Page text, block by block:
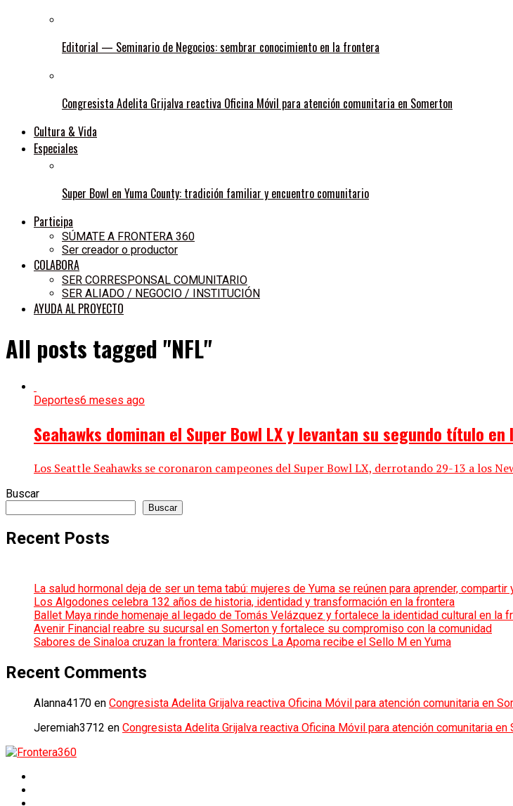
Editorial — Seminario de Negocios: sembrar conocimiento en la frontera
Congresista Adelita Grijalva reactiva Oficina Móvil para atención comunitaria en Somerton
Cultura & Vida
Especiales
Super Bowl en Yuma County: tradición familiar y encuentro comunitario
Participa
SÚMATE A FRONTERA 360
Ser creador o productor
COLABORA
SER CORRESPONSAL COMUNITARIO
SER ALIADO / NEGOCIO / INSTITUCIÓN
AYUDA AL PROYECTO
All posts tagged "NFL"
Deportes6 meses ago
Seahawks dominan el Super Bowl LX y levantan su segundo título
Los Seattle Seahawks se coronaron campeones del Super Bowl LX, derrotando 29-13 a los
Buscar
Buscar
Recent Posts
La salud hormonal deja de ser un tema tabú: mujeres de Yuma se reúnen para aprender, compartir
Los Algodones celebra 132 años de historia, identidad y transformación en la frontera
Ballet Maya rinde homenaje al legado de Tomás Velázquez y fortalece la identidad cultural en la
Avenir Financial reabre su sucursal en Somerton y fortalece su compromiso con la comunidad
Sabores de Sinaloa cruzan la frontera: Mariscos La Apoma recibe el Sello M en Yuma
Recent Comments
Alanna4170 en Congresista Adelita Grijalva reactiva Oficina Móvil para atención comunitaria en
Jeremiah3712 en Congresista Adelita Grijalva reactiva Oficina Móvil para atención comunitaria en